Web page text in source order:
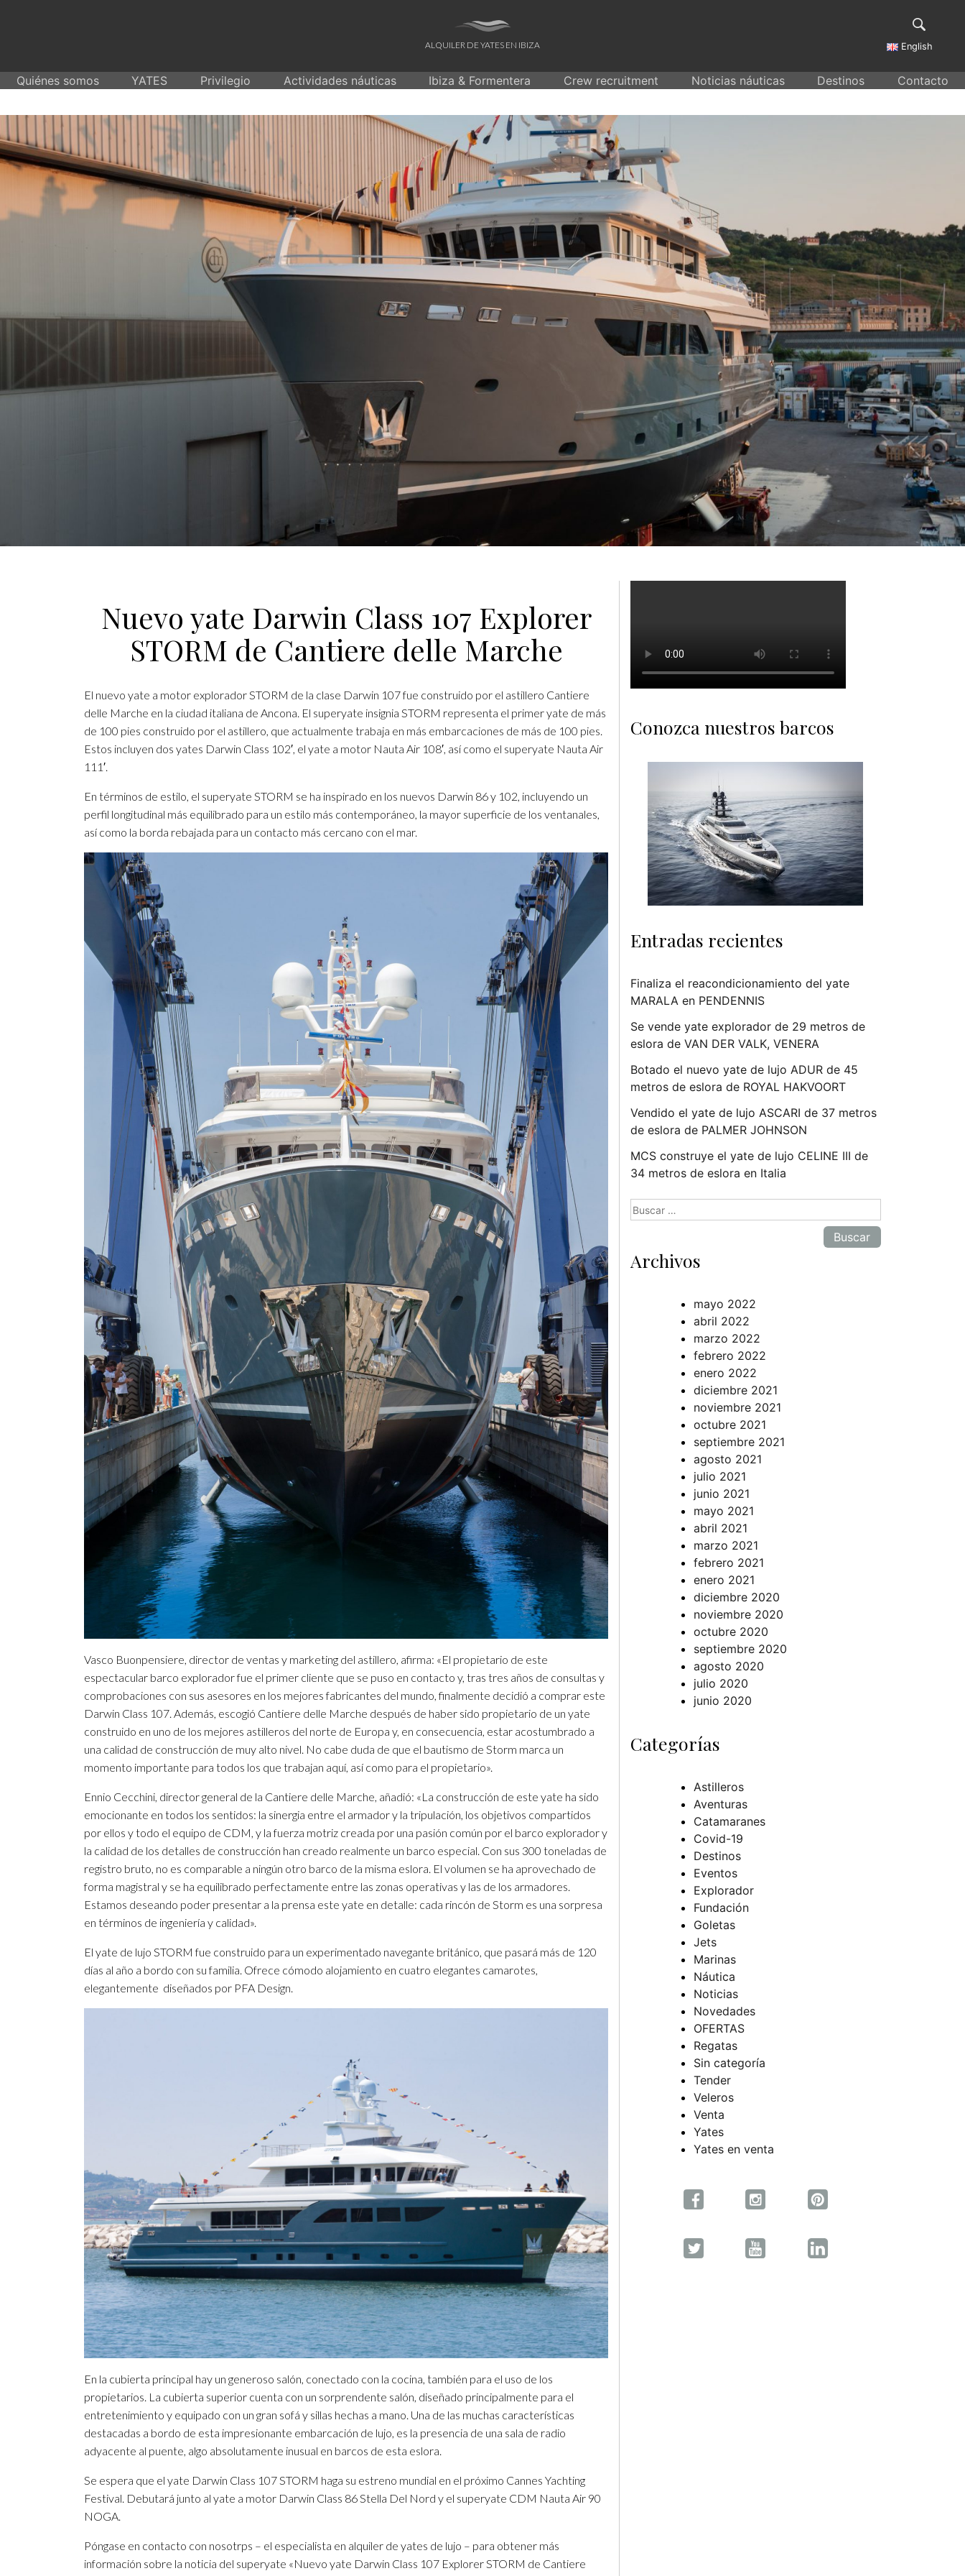
ALQUILER DE YATES EN IBIZA English
Quiénes somos YATES Privilegio Actividades náuticas Ibiza & Formentera Crew recruitment Noticias náuticas Destinos Contacto
Nuevo yate Darwin Class 107 Explorer
STORM de Cantiere delle Marche
El nuevo yate a motor explorador STORM de la clase Darwin 107 fue construido por el astillero Cantiere
delle Marche en la ciudad italiana de Ancona. El superyate insignia STORM representa el primer yate de más
de 100 pies construido por el astillero, que actualmente trabaja en más embarcaciones de más de 100 pies.
Estos incluyen dos yates Darwin Class 102′, el yate a motor Nauta Air 108′, así como el superyate Nauta Air
111′.
En términos de estilo, el superyate STORM se ha inspirado en los nuevos Darwin 86 y 102, incluyendo un
perfil longitudinal más equilibrado para un estilo más contemporáneo, la mayor superficie de los ventanales,
así como la borda rebajada para un contacto más cercano con el mar.
Vasco Buonpensiere, director de ventas y marketing del astillero, afirma: «El propietario de este
espectacular barco explorador fue el primer cliente que se puso en contacto y, tras tres años de consultas y
comprobaciones con sus asesores en los mejores fabricantes del mundo, finalmente decidió a comprar este
Darwin Class 107. Además, escogió Cantiere delle Marche después de haber sido propietario de un yate
construido en uno de los mejores astilleros del norte de Europa y, en consecuencia, estar acostumbrado a
una calidad de construcción de muy alto nivel. No cabe duda de que el bautismo de Storm marca un
momento importante para todos los que trabajan aquí, así como para el propietario».
Ennio Cecchini, director general de la Cantiere delle Marche, añadió: «La construcción de este yate ha sido
emocionante en todos los sentidos: la sinergia entre el armador y la tripulación, los objetivos compartidos
por ellos y todo el equipo de CDM, y la fuerza motriz creada por una pasión común por el barco explorador y
la calidad de los detalles de construcción han creado realmente un barco especial. Con sus 300 toneladas de
registro bruto, no es comparable a ningún otro barco de la misma eslora. El volumen se ha aprovechado de
forma magistral y se ha equilibrado perfectamente entre las zonas operativas y las de los armadores.
Estamos deseando poder presentar a la prensa este yate en detalle: cada rincón de Storm es una sorpresa
en términos de ingeniería y calidad».
El yate de lujo STORM fue construido para un experimentado navegante británico, que pasará más de 120
días al año a bordo con su familia. Ofrece cómodo alojamiento en cuatro elegantes camarotes,
elegantemente diseñados por PFA Design.
En la cubierta principal hay un generoso salón, conectado con la cocina, también para el uso de los
propietarios. La cubierta superior cuenta con un sorprendente salón, diseñado principalmente para el
entretenimiento y equipado con un gran sofá y sillas hechas a mano. Una de las muchas características
destacadas a bordo de esta impresionante embarcación de lujo, es la presencia de una sala de radio
adyacente al puente, algo absolutamente inusual en barcos de esta eslora.
Se espera que el yate Darwin Class 107 STORM haga su estreno mundial en el próximo Cannes Yachting
Festival. Debutará junto al yate a motor Darwin Class 86 Stella Del Nord y el superyate CDM Nauta Air 90
NOGA.
Póngase en contacto con nosotrps – el especialista en alquiler de yates de lujo – para obtener más
información sobre la noticia del superyate «Nuevo yate Darwin Class 107 Explorer STORM de Cantiere
Conozca nuestros barcos
Entradas recientes
Finaliza el reacondicionamiento del yate
MARALA en PENDENNIS
Se vende yate explorador de 29 metros de
eslora de VAN DER VALK, VENERA
Botado el nuevo yate de lujo ADUR de 45
metros de eslora de ROYAL HAKVOORT
Vendido el yate de lujo ASCARI de 37 metros
de eslora de PALMER JOHNSON
MCS construye el yate de lujo CELINE III de
34 metros de eslora en Italia
Buscar:
Archivos
mayo 2022
abril 2022
marzo 2022
febrero 2022
enero 2022
diciembre 2021
noviembre 2021
octubre 2021
septiembre 2021
agosto 2021
julio 2021
junio 2021
mayo 2021
abril 2021
marzo 2021
febrero 2021
enero 2021
diciembre 2020
noviembre 2020
octubre 2020
septiembre 2020
agosto 2020
julio 2020
junio 2020
Categorías
Astilleros
Aventuras
Catamaranes
Covid-19
Destinos
Eventos
Explorador
Fundación
Goletas
Jets
Marinas
Náutica
Noticias
Novedades
OFERTAS
Regatas
Sin categoría
Tender
Veleros
Venta
Yates
Yates en venta